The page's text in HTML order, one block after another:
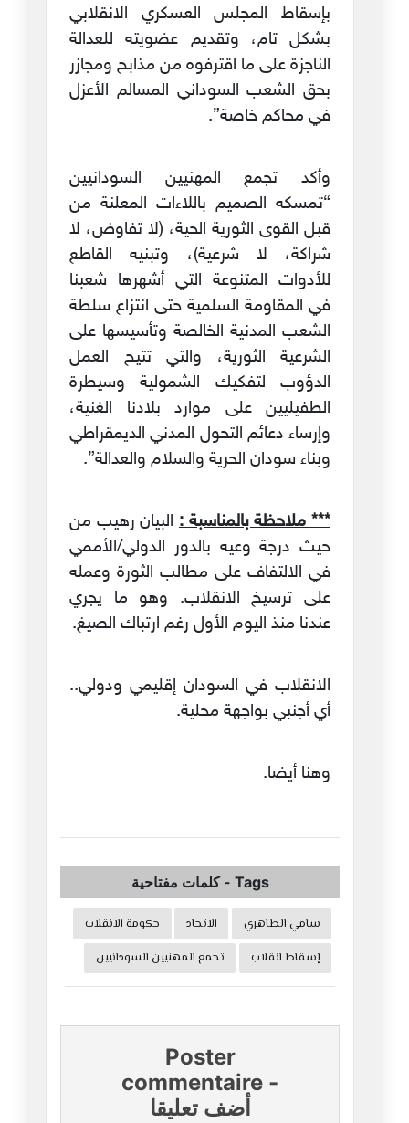
بإسقاط المجلس العسكري الانقلابي
بشكل تام، وتقديم عضويته للعدالة
الناجزة على ما اقترفوه من مذابح ومجازر
بحق الشعب السوداني المسالم الأعزل
في محاكم خاصة”.
وأكد تجمع المهنيين السودانيين
“تمسكه الصميم باللاءات المعلنة من
قبل القوى الثورية الحية، (لا تفاوض، لا
شراكة، لا شرعية)، وتبنيه القاطع
للأدوات المتنوعة التي أشهرها شعبنا
في المقاومة السلمية حتى انتزاع سلطة
الشعب المدنية الخالصة وتأسيسها على
الشرعية الثورية، والتي تتيح العمل
الدؤوب لتفكيك الشمولية وسيطرة
الطفيليين على موارد بلادنا الغنية،
وإرساء دعائم التحول المدني الديمقراطي
وبناء سودان الحرية والسلام والعدالة”.
*** ملاحظة بالمناسبة : البيان رهيب من
حيث درجة وعيه بالدور الدولي/الأممي
في الالتفاف على مطالب الثورة وعمله
على ترسيخ الانقلاب. وهو ما يجري
عندنا منذ اليوم الأول رغم ارتباك الصيغ.
الانقلاب في السودان إقليمي ودولي..
أي أجنبي بواجهة محلية.
وهنا أيضا.
Tags
-كلمات مفتاحية
سامي الطاهري الاتحاد
حكومة الانقلاب
إسقاط انقلاب
تجمع المهنيين السودانيين
Poster
commentaire -
أضف تعليقا